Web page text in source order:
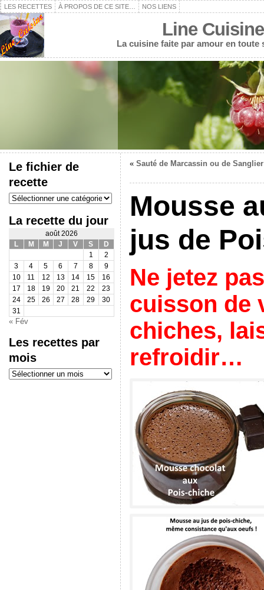
LES RECETTES À PROPOS DE CE SITE… NOS LIENS
Line Cuisine
La cuisine faite par amour en
Le fichier de
recette
Le
fichier
recette
La recette du jour
août 2026
L
M M J V S
D
1
2
3
4 5 6 7 8
9
10
11 12 13 14 15
16
17
18 19 20 21 22
23
24
25 26 27 28 29
30
31
« Fév
Les recettes par
mois
Les
recettes
« Sauté de Marcassin ou de Sanglier
Mousse
jus de
Ne jetez
cuisson de
chiches,
refroidir…